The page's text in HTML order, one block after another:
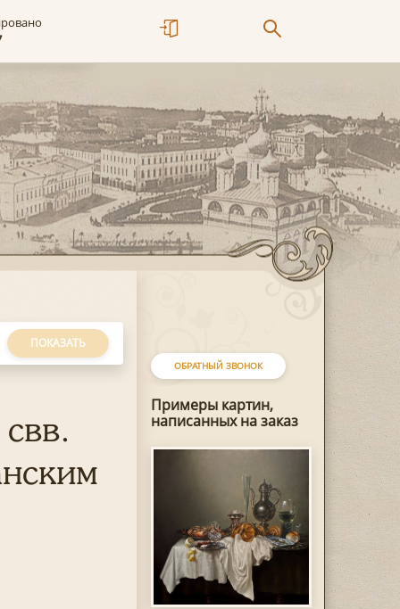
ОБРАТНЫЙ ЗВОНОК
Примеры картин,
написанных на заказ
ПОКАЗАТЬ